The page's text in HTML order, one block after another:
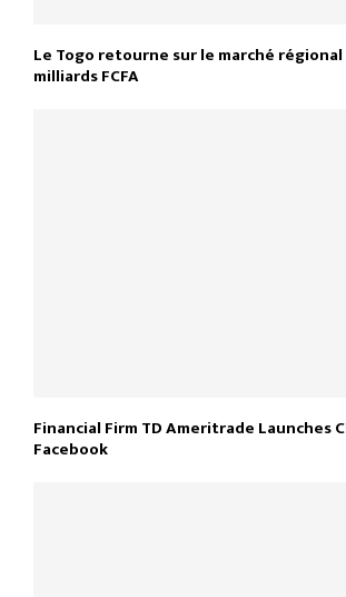
Le Togo retourne sur le marché
milliards FCFA
Financial Firm TD Ameritrade Launches
Facebook